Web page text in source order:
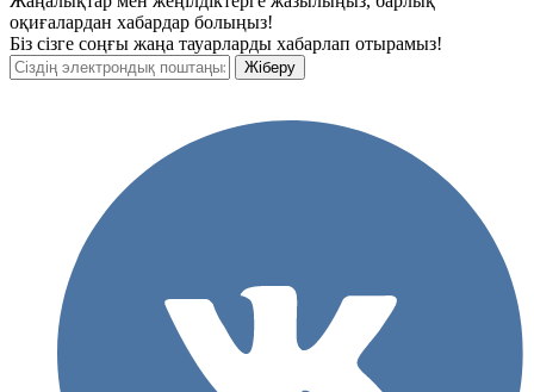
оқиғалардан хабардар болыңыз!
Біз сізге соңғы жаңа тауарларды хабарлап отырамыз!